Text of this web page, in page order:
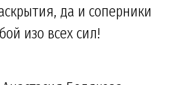
да и соперники
изо всех сил!